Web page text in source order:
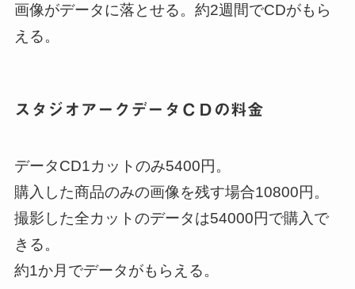
画像がデータに落とせる。約2週間でCDがもら
える。
スタジオアークデータＣＤの料金
データCD1カットのみ5400円。
購入した商品のみの画像を残す場合10800円。
撮影した全カットのデータは54000円で購入で
きる。
約1か月でデータがもらえる。